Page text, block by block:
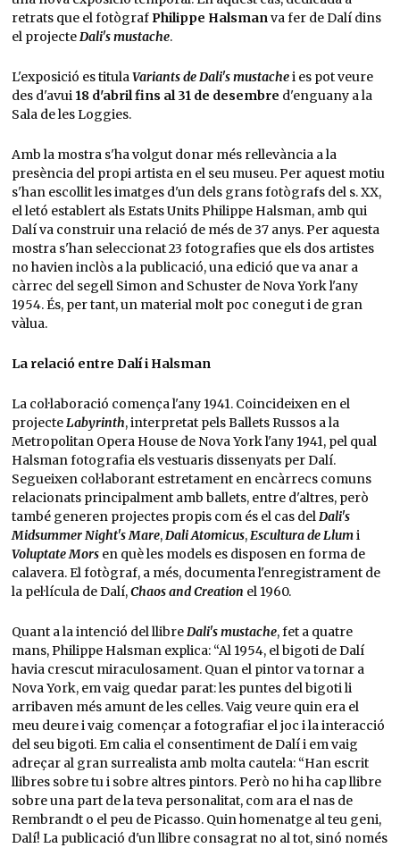
retrats que el fotògrafPhilippe Halsmanva fer de Dalí dins
el projecteDali's mustache.
L'exposició es titulaVariants de Dali's mustachei es pot veure
des d'avui 18 d'abril fins al 31 de desembre d'enguany a la
Sala de les Loggies.
Amb la mostra s'ha volgut donar més rellevància a la
presència del propi artista en el seu museu. Per aquest motiu
s'han escollit les imatges d'un dels grans fotògrafs del s. XX,
el letó establert als Estats Units Philippe Halsman, amb qui
Dalí va construir una relació de més de 37 anys. Per aquesta
mostra s'han seleccionat 23 fotografies que els dos artistes
no havien inclòs a la publicació, una edició que va anar a
càrrec del segell Simon and Schuster de Nova York l'any
1954. És, per tant, un material molt poc conegut i de gran
vàlua.
La relació entre Dalí i Halsman
La col·laboració comença l'any 1941. Coincideixen en el
projecteLabyrinth, interpretat pels Ballets Russos a la
Metropolitan Opera House de Nova York l'any 1941, pel qual
Halsman fotografia els vestuaris dissenyats per Dalí.
Segueixen col·laborant estretament en encàrrecs comuns
relacionats principalment amb ballets, entre d'altres, però
també generen projectes propis com és el cas delDali's
Midsummer Night's Mare,Dali Atomicus,Escultura de Llumi
Voluptate Mors en què les models es disposen en forma de
calavera. El fotògraf, a més, documenta l'enregistrament de
la pel·lícula de Dalí,Chaos and Creation el 1960.
Quant a la intenció del llibreDali's mustache, fet a quatre
mans, Philippe Halsman explica: “Al 1954, el bigoti de Dalí
havia crescut miraculosament. Quan el pintor va tornar a
Nova York, em vaig quedar parat: les puntes del bigoti li
arribaven més amunt de les celles. Vaig veure quin era el
meu deure i vaig començar a fotografiar el joc i la interacció
del seu bigoti. Em calia el consentiment de Dalí i em vaig
adreçar al gran surrealista amb molta cautela: “Han escrit
llibres sobre tu i sobre altres pintors. Però no hi ha cap llibre
sobre una part de la teva personalitat, com ara el nas de
Rembrandt o el peu de Picasso. Quin homenatge al teu geni,
Dalí! La publicació d'un llibre consagrat no al tot, sinó només